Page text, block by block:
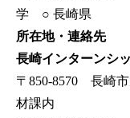
学 ○ 長崎県
所在地・連絡先
長崎インターンシ
〒850-8570 長崎
材課内